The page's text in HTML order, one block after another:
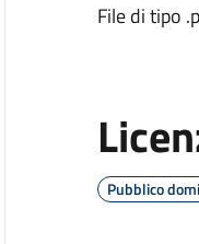
File di tipo
Pubblico